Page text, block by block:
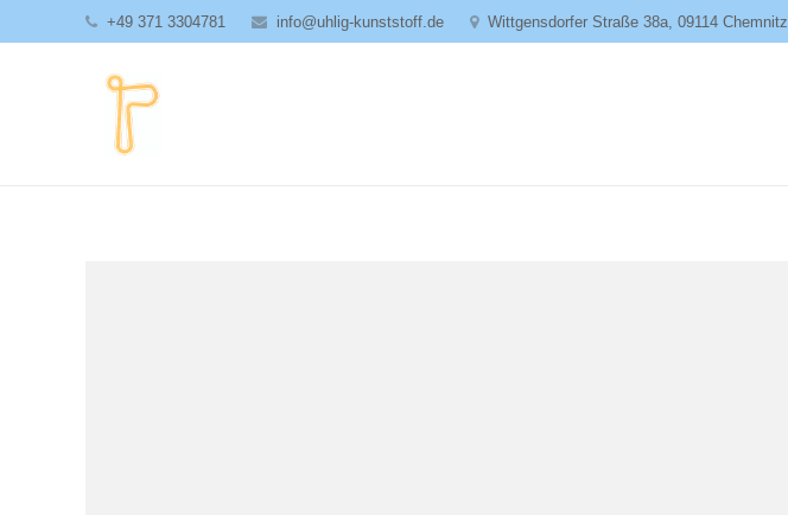
+49 371 3304781 info@uhlig-kunststoff.de Wittgensdorfer Straße 38a, 09114 Chemnitz